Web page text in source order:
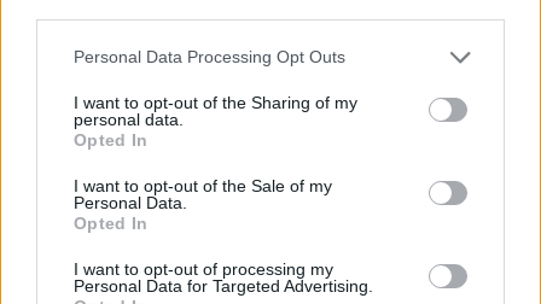
Personal Data Processing Opt Outs
I want to opt-out of the Sharing of my
personal data.
Opted In
I want to opt-out of the Sale of my
Personal Data.
Opted In
I want to opt-out of processing my
Personal Data for Targeted Advertising.
λαμβάνοντας υπόψη τα συμφέροντα των
παραγωγών, των εξαγωγέων και των καταναλωτών
ότι η ευθυγράμμιση του χρονοδιαγράμματος
παρέχεται περισσότερο χρόνο για διαπραγματεύσεις
με τις ΗΠΑ, γεγονός που αποτελεί σημαντική πυξίδα
της Ευρωπαϊκής Επιτροπής, θέλοντας να εξαντλήσει